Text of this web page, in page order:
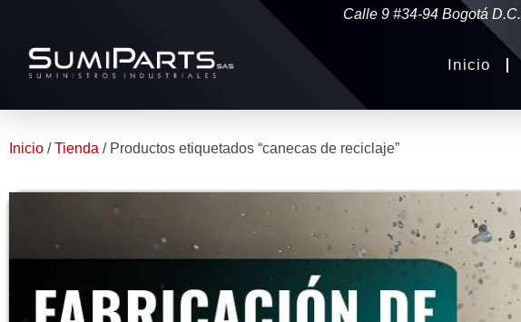
Calle 9 #34-94 Bogotá D.C.
Inicio
Inicio /Tienda / Productos etiquetados “canecas de reciclaje”